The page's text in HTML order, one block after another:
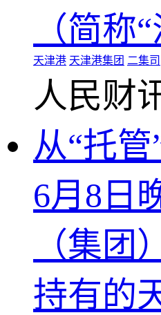
（简称
天津港 天津港集团 二集司
人民财
从“托
6月8日
（集
持有的